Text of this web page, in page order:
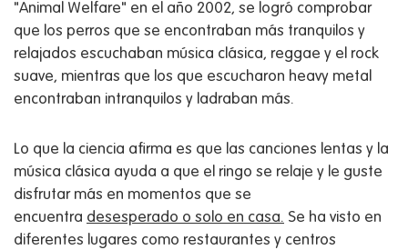
"Animal Welfare" en el año 2002, se logró comprobar
que los perros que se encontraban más tranquilos y
relajados escuchaban música clásica, reggae y el rock
suave, mientras que los que escucharon heavy metal
encontraban intranquilos y ladraban más.
Lo que la ciencia afirma es que las canciones lentas y la
música clásica ayuda a que el ringo se relaje y le guste
disfrutar más en momentos que se
encuentra desesperado o solo en casa. Se ha visto en
diferentes lugares como restaurantes y centros